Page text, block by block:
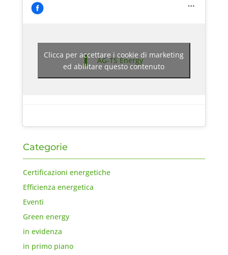
AG-TS Energy
Clicca per accettare i cookie di marketing
ed abilitare questo contenuto
Categorie
Certificazioni energetiche
Efficienza energetica
Eventi
Green energy
in evidenza
in primo piano